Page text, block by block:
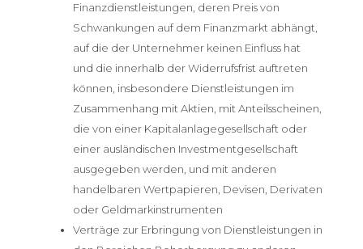
Finanzdienstleistungen, deren Preis von
Schwankungen auf dem Finanzmarkt abhängt,
auf die der Unternehmer keinen Einfluss hat
und die innerhalb der Widerrufsfrist auftreten
können, insbesondere Dienstleistungen im
Zusammenhang mit Aktien, mit Anteilsscheinen,
die von einer Kapitalanlagegesellschaft oder
einer ausländischen Investmentgesellschaft
ausgegeben werden, und mit anderen
handelbaren Wertpapieren, Devisen, Derivaten
oder Geldmarkinstrumenten
Verträge zur Erbringung von Dienstleistungen in